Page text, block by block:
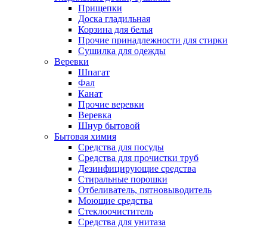
Прищепки
Доска гладильная
Корзина для белья
Прочие принадлежности для стирки
Сушилка для одежды
Веревки
Шпагат
Фал
Канат
Прочие веревки
Веревка
Шнур бытовой
Бытовая химия
Средства для посуды
Средства для прочистки труб
Дезинфицирующие средства
Стиральные порошки
Отбеливатель, пятновыводитель
Моющие средства
Стеклоочиститель
Средства для унитаза